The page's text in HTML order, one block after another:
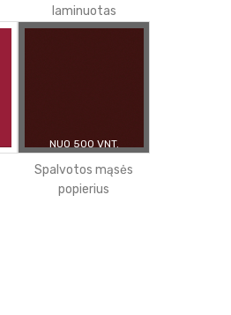
laminuotas
NUO 500 VNT.
Spalvotos mąsės
popierius